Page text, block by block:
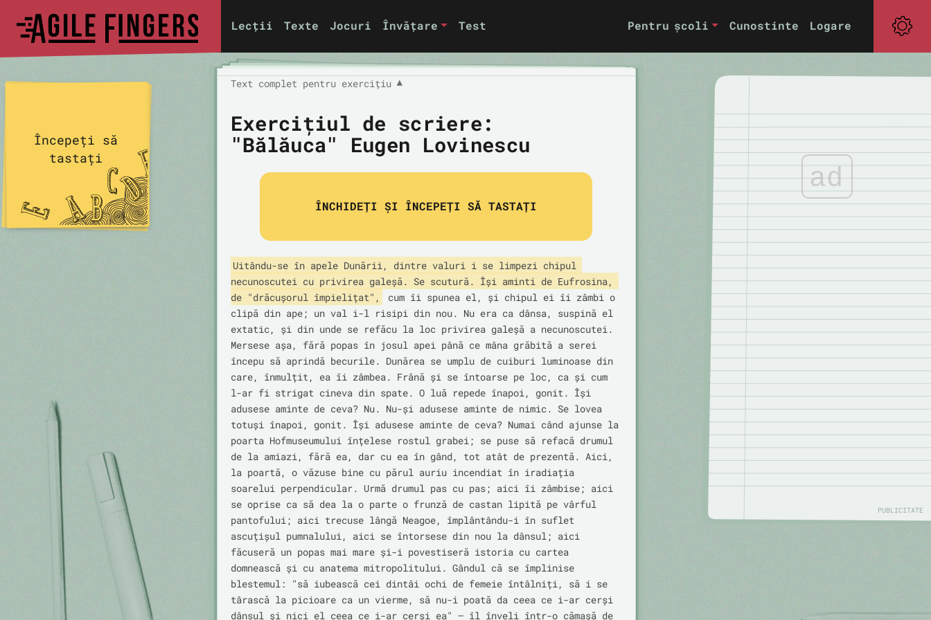
Lecții Texte Jocuri Învățare Test Pentru școli Cunostinte Logare
Text complet pentru exercițiu ▼
Exercițiul de scriere:
"Bălăuca" Eugen Lovinescu
ÎNCHIDEȚI ȘI ÎNCEPEȚI SĂ TASTAȚI
Uitându-se în apele Dunării, dintre valuri i se limpezi chipul
necunoscutei cu privirea galeșă. Se scutură. Își aminti de Eufrosina,
de "drăcușorul împielițat",
cum îi spunea el, și chipul ei îi zâmbi o
clipă din ape; un val i-l risipi din nou. Nu era ca dânsa, suspină el
extatic, și din unde se refăcu la loc privirea galeșă a necunoscutei.
Mersese așa, fără popas în josul apei până ce mâna grăbită a serei
începu să aprindă becurile. Dunărea se umplu de cuiburi luminoase din
care, înmulțit, ea îi zâmbea. Frână și se întoarse pe loc, ca și cum
l-ar fi strigat cineva din spate. O luă repede înapoi, gonit. Își
adusese aminte de ceva? Nu. Nu-și adusese aminte de nimic. Se lovea
totuși înapoi, gonit. Își adusese aminte de ceva? Numai când ajunse la
poarta Hofmuseumului înțelese rostul grabei; se puse să refacă drumul
de la amiazi, fără ea, dar cu ea în gând, tot atât de prezentă. Aici,
la poartă, o văzuse bine cu părul auriu incendiat în iradiația
soarelui perpendicular. Urmă drumul pas cu pas; aici îi zâmbise; aici
se oprise ca să dea la o parte o frunză de castan lipită pe vârful
pantofului; aici trecuse lângă Neagoe, împlântându-i în suflet
ascuțișul pumnalului, aici se întorsese din nou la dânsul; aici
făcuseră un popas mai mare și-i povestiseră istoria cu cartea
domnească și cu anatema mitropolitului. Gândul că se împlinise
blestemul: "să iubească cei dintâi ochi de femeie întâlniți, să i se
târască la picioare ca un vierme, să nu-i poată da ceea ce i-ar cerși
dânsul și nici el ceea ce i-ar cerși ea" – îl înveli într-o cămașă de
ad
PUBLICITATE
Începeți să
tastați